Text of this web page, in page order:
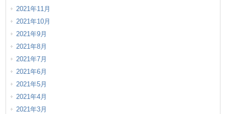
2021年11月
2021年10月
2021年9月
2021年8月
2021年7月
2021年6月
2021年5月
2021年4月
2021年3月